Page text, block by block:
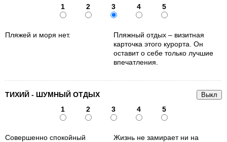
1
2 3 4 5
Пляжей и моря нет.
Пляжный отдых – визитная
карточка этого курорта. Он
оставит о себе только лучшие
впечатления.
ТИХИЙ - ШУМНЫЙ ОТДЫХ
1
2 3 4 5
Совершенно спокойный
Жизнь не замирает ни на